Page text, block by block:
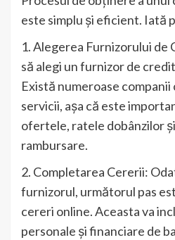
este simplu și eficient. Iată
1. Alegerea Furnizorului de
să alegi un furnizor de
Există numeroase
servicii, așa că este
ofertele, ratele dobânzilor
rambursare.
2. Completarea Cererii:
furnizorul, următorul pas
cereri online. Aceasta va
personale și financiare de